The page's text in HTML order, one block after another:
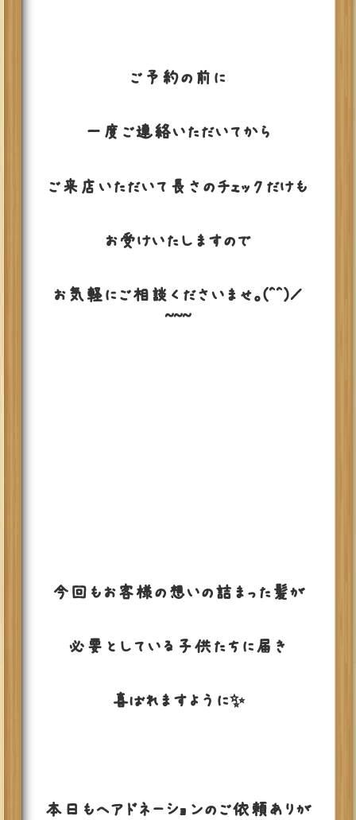
ご予約の前に
一度ご連絡いただいてから
ご来店いただいて長さのチェックだけも
お受けいたしますので
お気軽にご相談くださいませ。(^^)／
~~~
今回もお客様の想いの詰まった髪が
必要としている子供たちに届き
喜ばれますように✨
本日もヘアドネーションのご依頼ありが